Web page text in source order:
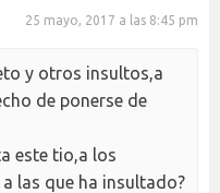
25 mayo, 2017 a las 8:45 pm
y otros insultos,a
de ponerse de
este tio,a los
las que ha insultado?